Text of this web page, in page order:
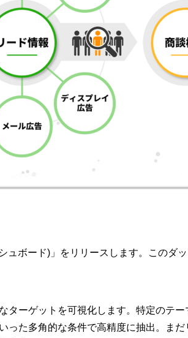
ュボード) 」をリリースします。このダ
ターゲットを可視化します。特定のテ
た多角的な条件で高精度に抽出。ま